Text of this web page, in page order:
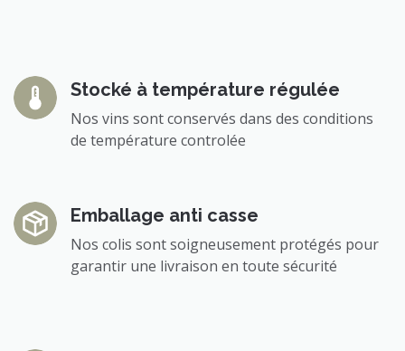
Stocké à température régulée
Nos vins sont conservés dans des conditions
de température controlée
Emballage anti casse
Nos colis sont soigneusement protégés pour
garantir une livraison en toute sécurité